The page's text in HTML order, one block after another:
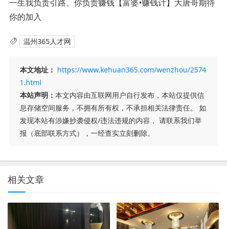
一生我负责引路、你负责赚钱【富婆•赚钱计】大唐哥期待
你的加入
温州365人才网
本文地址： https://www.kehuan365.com/wenzhou/2574
1.html
本站声明： 本文内容由互联网用户自行发布，本站仅提供信
息存储空间服务，不拥有所有权，不承担相关法律责任。 如
发现本站有涉嫌抄袭侵权/违法违规的内容， 请联系我们举
报（底部联系方式），一经查实立刻删除。
相关文章